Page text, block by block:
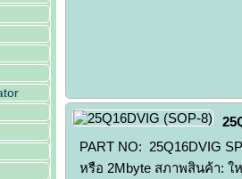
PART NO: 25Q16DVIG
หรือ 2Mbyte สภาพสินค้า: ใ